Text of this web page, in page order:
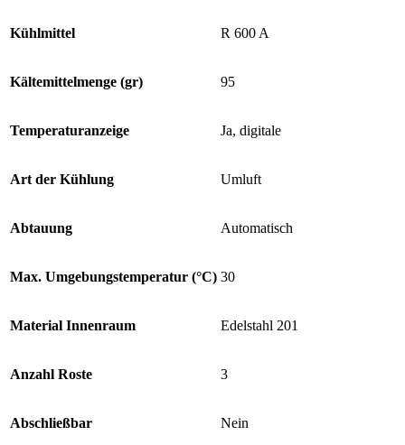
Kühlmittel R 600 A
Kältemittelmenge (gr) 95
Temperaturanzeige Ja, digitale
Art der Kühlung Umluft
Abtauung Automatisch
Max. Umgebungstemperatur (°C) 30
Material Innenraum Edelstahl 201
Anzahl Roste 3
Abschließbar Nein